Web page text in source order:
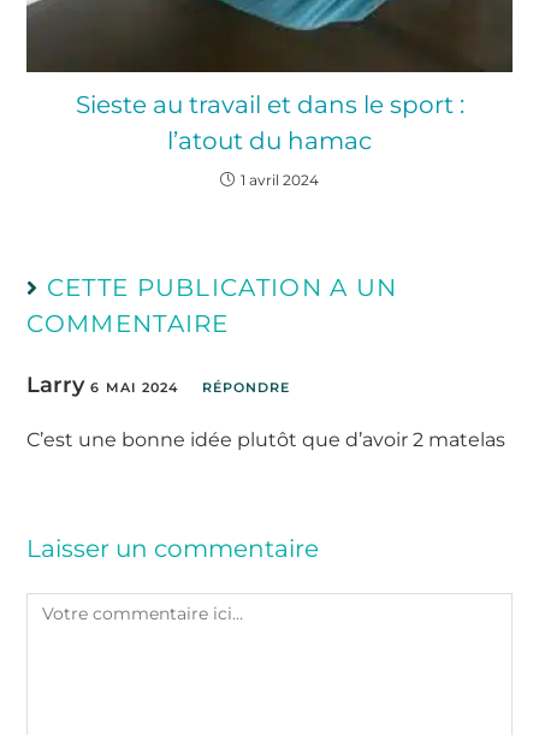
Sieste au travail et dans le sport :
l’atout du hamac
1 avril 2024
CETTE PUBLICATION A UN
COMMENTAIRE
Larry6 MAI 2024 RÉPONDRE
C’est une bonne idée plutôt que d’avoir 2 matelas
Laisser un commentaire